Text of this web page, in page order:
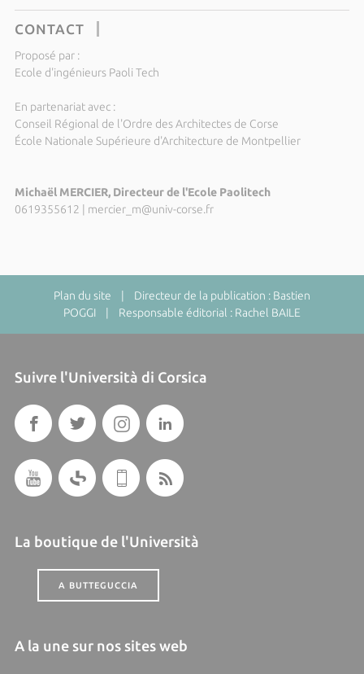
CONTACT
Proposé par :
Ecole d'ingénieurs Paoli Tech
En partenariat avec :
Conseil Régional de l'Ordre des Architectes de Corse
École Nationale Supérieure d'Architecture de Montpellier
Michaël MERCIER, Directeur de l'Ecole Paolitech
0619355612
mercier_m@univ-corse.fr
Plan du site | Directeur de la publication : Bastien
POGGI | Responsable éditorial : Rachel BAILE
Suivre l'Università di Corsica
La boutique de l'Università
A BUTTEGUCCIA
A la une sur nos sites web